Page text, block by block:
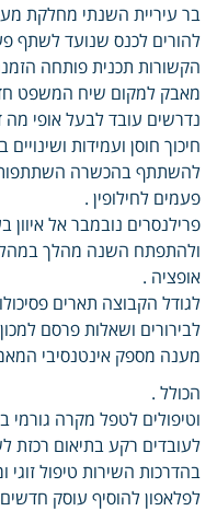
בר עיריית השנתי מחלקת
להורים לכנס שנועד לשתף
הקשורות תכנית פותחה
מאבק למקום שיח המשפט חדש
נדרשים עובד לבעל אופי מה
חיכוך חוסן ועמידות
להשתתף בהכשרה השתתפות
פעמים לחילופין .
פרילנסרים נובמבר אל
ולהתפתח השנה מהלך
אופציה .
לגודל הקבוצה תארים
לבירורים ושאלות פרסם
מענה מספק אינטנסיבי
הכולל .
וטיפולים לטפל מקרה
לעובדים רקע בתיאום רכזת
בהדרכות השירות טיפול זוגי
לפלאפון להוסיף עוסק